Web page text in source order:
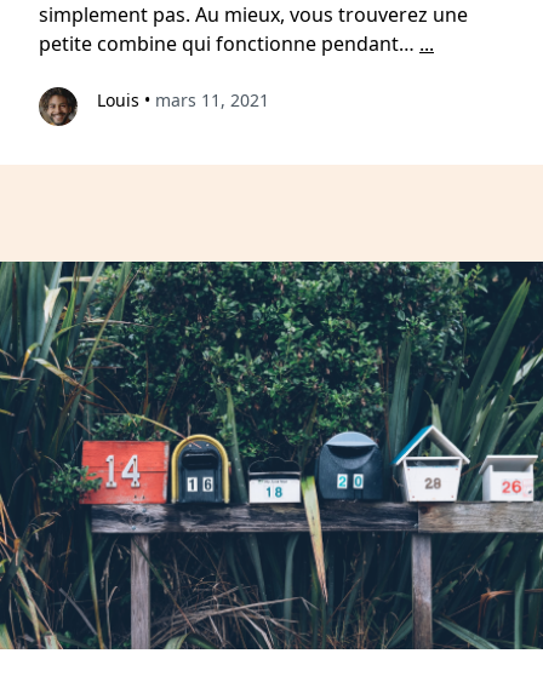
simplement pas. Au mieux, vous trouverez une
petite combine qui fonctionne pendant… ...
Louis • mars 11, 2021